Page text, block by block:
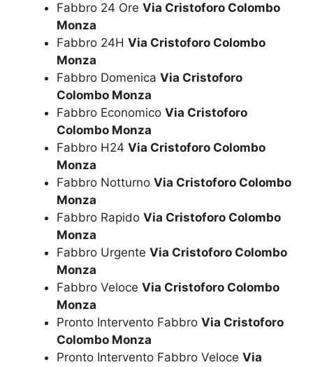
Fabbro 24 Ore Via Cristoforo Colombo
Monza
Fabbro 24H Via Cristoforo Colombo
Monza
Fabbro Domenica Via Cristoforo
Colombo Monza
Fabbro Economico Via Cristoforo
Colombo Monza
Fabbro H24 Via Cristoforo Colombo
Monza
Fabbro Notturno Via Cristoforo Colombo
Monza
Fabbro Rapido Via Cristoforo Colombo
Monza
Fabbro Urgente Via Cristoforo Colombo
Monza
Fabbro Veloce Via Cristoforo Colombo
Monza
Pronto Intervento Fabbro Via Cristoforo
Colombo Monza
Pronto Intervento Fabbro Veloce Via